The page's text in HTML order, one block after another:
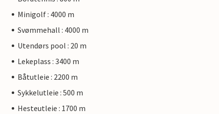
Minigolf : 4000 m
Svømmehall : 4000 m
Utendørs pool : 20 m
Lekeplass : 3400 m
Båtutleie : 2200 m
Sykkelutleie : 500 m
Hesteutleie : 1700 m